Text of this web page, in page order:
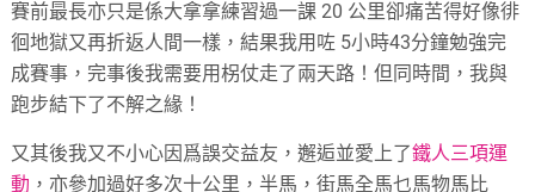
賽前最長亦只是係大拿拿練習過一課 20 公里卻痛苦得好像徘
徊地獄又再折返人間一樣，結果我用咗 5小時43分鐘勉強完
成賽事，完事後我需要用柺仗走了兩天路！但同時間，我與
跑步結下了不解之緣！
又其後我又不小心因爲誤交益友，邂逅並愛上了鐵人三項運
動 ，亦參加過好多次十公里，半馬，街馬全馬乜馬物馬比